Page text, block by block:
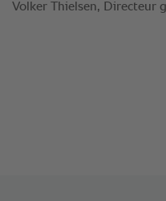
Volker Thielsen, Directeur